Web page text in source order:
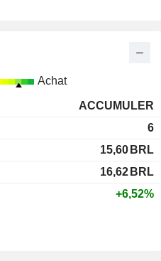
Achat
ACCUMULER
6
15,60 BRL
16,62 BRL
+6,52%